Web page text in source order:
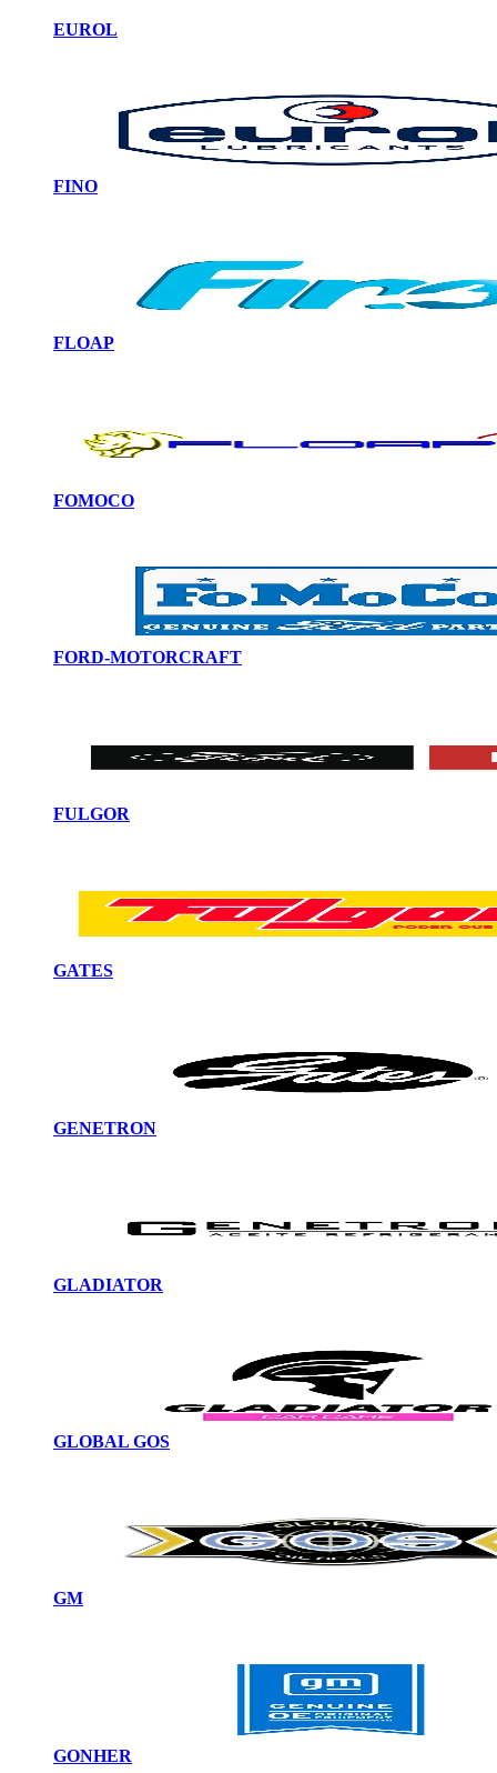
EUROL
FINO
FLOAP
FOMOCO
FORD-MOTORCRAFT
FULGOR
GATES
GENETRON
GLADIATOR
GLOBAL GOS
GM
GONHER